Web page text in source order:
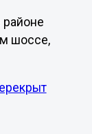
районе
шоссе,